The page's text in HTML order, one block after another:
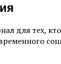
для тех,